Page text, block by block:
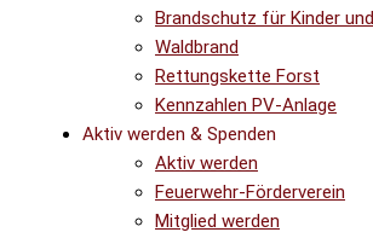
Brandschutz für Kinder
Waldbrand
Rettungskette Forst
Kennzahlen PV-Anlage
Aktiv werden & Spenden
Aktiv werden
Feuerwehr-Förderverein
Mitglied werden